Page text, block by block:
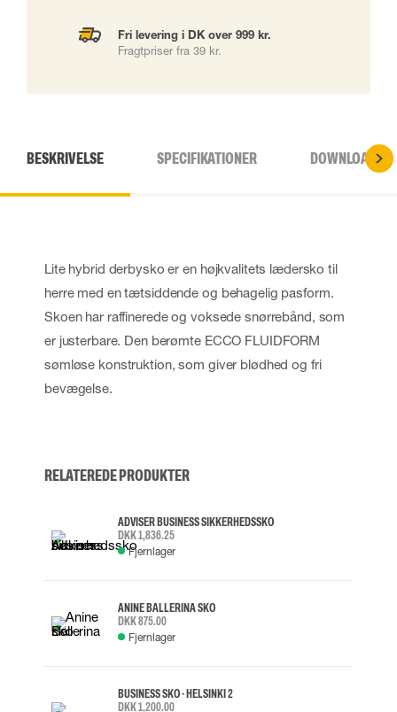
Fri levering i DK over 999 kr.
Fragtpriser fra 39 kr.
BESKRIVELSE SPECIFIKATIONER DOWNLOADS
Lite hybrid derbysko er en højkvalitets lædersko til
herre med en tætsiddende og behagelig pasform.
Skoen har raffinerede og voksede snørrebånd, som
er justerbare. Den berømte ECCO FLUIDFORM
sømløse konstruktion, som giver blødhed og fri
bevægelse.
RELATEREDE PRODUKTER
ADVISER BUSINESS SIKKERHEDSSKO
DKK 1,836.25
Fjernlager
ANINE BALLERINA SKO
DKK 875.00
Fjernlager
BUSINESS SKO - HELSINKI 2
DKK 1,200.00